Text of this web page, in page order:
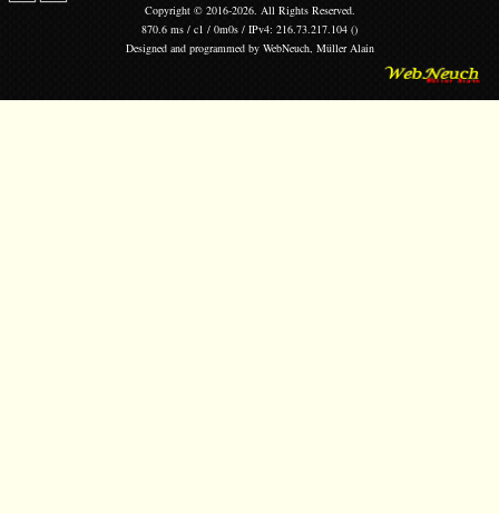
Copyright © 2016-2026. All Rights Reserved.
870.6 ms / c1 / 0m0s / IPv4: 216.73.217.104 ()
Designed and programmed by WebNeuch, Müller Alain